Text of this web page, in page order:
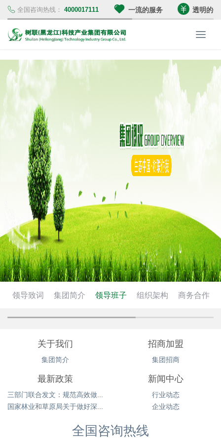
全国咨询热线： 4000017111 一流的服务 透明的
树
集
领导致词 集团简介 领导班子 组织架构 商务合作
关于我们
集团简介
招商加盟
集团招商
最新政策 新闻中心
行业动态
企业动态
全国咨询热线